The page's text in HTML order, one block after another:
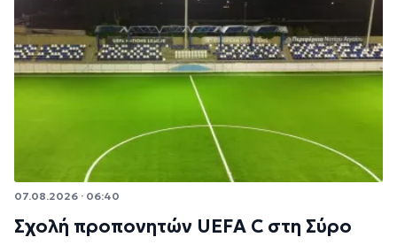
07.08.2026 · 06:40
Σχολή προπονητών UEFA C στη Σύρο